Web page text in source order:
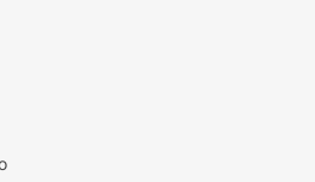
pelos radicais livres.